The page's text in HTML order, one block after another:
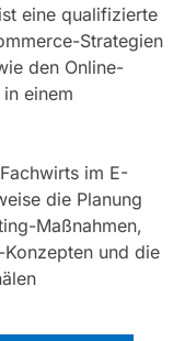
eine qualifizierte
Strategien
den Online-
einem
im E-
die Planung
Maßnahmen,
und die